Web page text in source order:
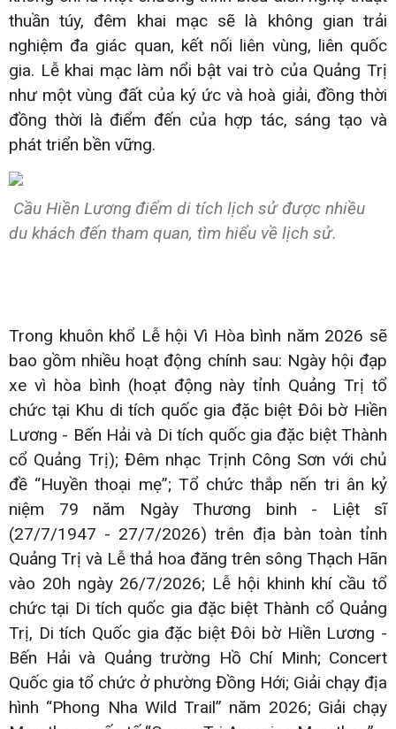
thuần túy, đêm khai mạc sẽ là không gian trải
nghiệm đa giác quan, kết nối liên vùng, liên quốc
gia. Lễ khai mạc làm nổi bật vai trò của Quảng Trị
như một vùng đất của ký ức và hoà giải, đồng thời
đồng thời là điểm đến của hợp tác, sáng tạo và
phát triển bền vững.
Cầu Hiền Lương điểm di tích lịch sử được nhiều
du khách đến tham quan, tìm hiểu về lịch sử.
Trong khuôn khổ Lễ hội Vì Hòa bình năm 2026 sẽ
bao gồm nhiều hoạt động chính sau: Ngày hội đạp
xe vì hòa bình (hoạt động này tỉnh Quảng Trị tổ
chức tại Khu di tích quốc gia đặc biệt Đôi bờ Hiền
Lương - Bến Hải và Di tích quốc gia đặc biệt Thành
cổ Quảng Trị); Đêm nhạc Trịnh Công Sơn với chủ
đề “Huyền thoại mẹ”; Tổ chức thắp nến tri ân kỷ
niệm 79 năm Ngày Thương binh - Liệt sĩ
(27/7/1947 - 27/7/2026) trên địa bàn toàn tỉnh
Quảng Trị và Lễ thả hoa đăng trên sông Thạch Hãn
vào 20h ngày 26/7/2026; Lễ hội khinh khí cầu tổ
chức tại Di tích quốc gia đặc biệt Thành cổ Quảng
Trị, Di tích Quốc gia đặc biệt Đôi bờ Hiền Lương -
Bến Hải và Quảng trường Hồ Chí Minh; Concert
Quốc gia tổ chức ở phường Đồng Hới; Giải chạy địa
hình “Phong Nha Wild Trail” năm 2026; Giải chạy